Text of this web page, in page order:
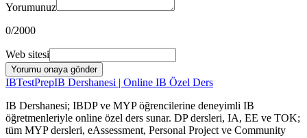
Yorumunuz
0/2000
Web sitesi
Yorumu onaya gönder
IBTestPrepIB Dershanesi | Online IB Özel Ders
IB Dershanesi; IBDP ve MYP öğrencilerine deneyimli IB
öğretmenleriyle online özel ders sunar. DP dersleri, IA, EE ve TOK;
tüm MYP dersleri, eAssessment, Personal Project ve Community